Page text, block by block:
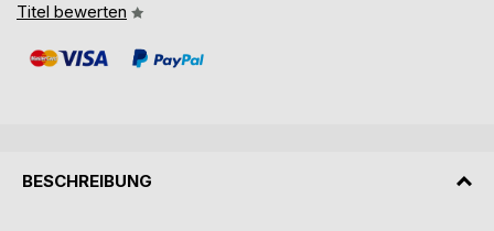
Titel bewerten
BESCHREIBUNG